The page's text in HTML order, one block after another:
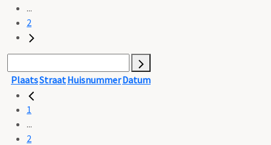
...
2
PlaatsStraatHuisnummerDatum
1
...
2